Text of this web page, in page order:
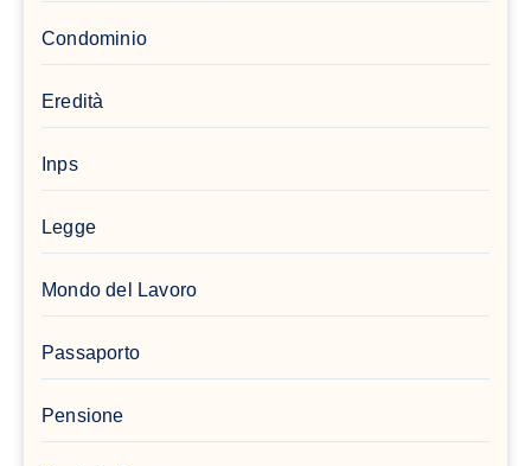
Condominio
Eredità
Inps
Legge
Mondo del Lavoro
Passaporto
Pensione